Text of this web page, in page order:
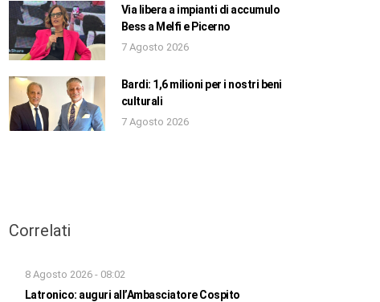
Via libera a impianti di accumulo
Bess a Melfi e Picerno
7 Agosto 2026
Bardi: 1,6 milioni per i nostri beni
culturali
7 Agosto 2026
Correlati
8 Agosto 2026 - 08:02
Latronico: auguri all’Ambasciatore Cospito